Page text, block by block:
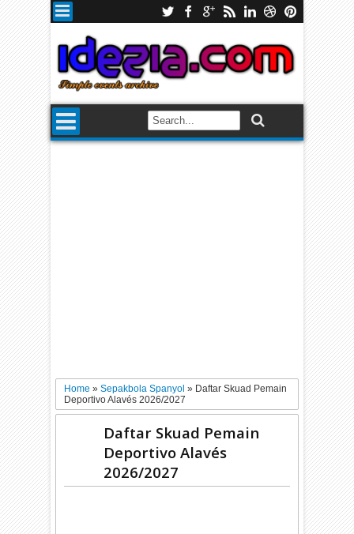
Home»Sepakbola Spanyol» Daftar Skuad Pemain
Deportivo Alavés 2026/2027
Daftar Skuad Pemain
Deportivo Alavés
2026/2027